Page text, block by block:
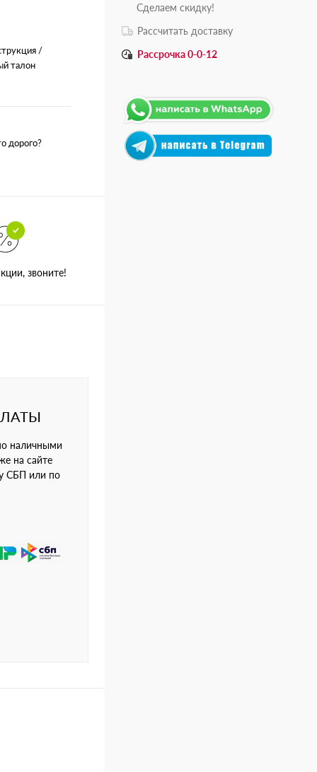
/
талон
дорого?
звоните!
наличными
на сайте
СБП или по
Сделаем скидку!
Рассчитать доставку
Рассрочка 0-0-12